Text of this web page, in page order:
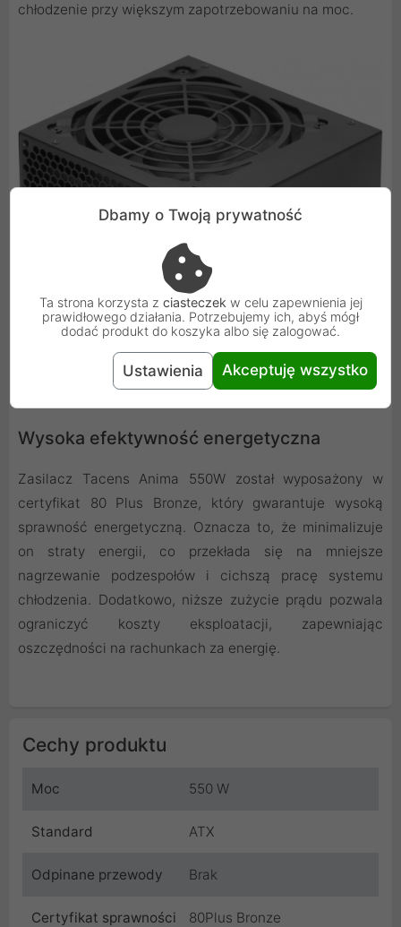
chłodzenie przy większym zapotrzebowaniu na moc.
Wysoka efektywność energetyczna
Zasilacz Tacens Anima 550W został wyposażony w
certyfikat 80 Plus Bronze, który gwarantuje wysoką
sprawność energetyczną. Oznacza to, że minimalizuje
on straty energii, co przekłada się na mniejsze
nagrzewanie podzespołów i cichszą pracę systemu
chłodzenia. Dodatkowo, niższe zużycie prądu pozwala
ograniczyć koszty eksploatacji, zapewniając
oszczędności na rachunkach za energię.
Cechy produktu
Moc 550 W
Standard ATX
Odpinane przewody Brak
Certyfikat sprawności 80Plus Bronze
Dbamy o Twoją prywatność
Ta strona korzysta z ciasteczek w celu zapewnienia jej
prawidłowego działania. Potrzebujemy ich, abyś mógł
dodać produkt do koszyka albo się zalogować.
Ustawienia Akceptuję wszystko